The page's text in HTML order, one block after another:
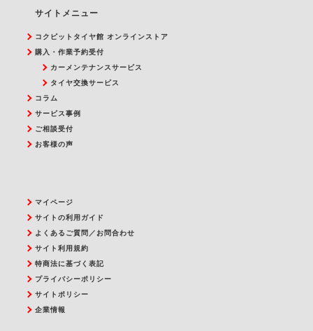
サイトメニュー
コクピットタイヤ館 オンラインストア
購入・作業予約受付
カーメンテナンスサービス
タイヤ交換サービス
コラム
サービス事例
ご相談受付
お客様の声
マイページ
サイトの利用ガイド
よくあるご質問／お問合わせ
サイト利用規約
特商法に基づく表記
プライバシーポリシー
サイトポリシー
企業情報